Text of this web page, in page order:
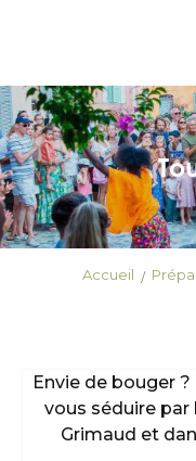
principal
Accueil
Envie de bouger
vous séduire par
Grimaud et